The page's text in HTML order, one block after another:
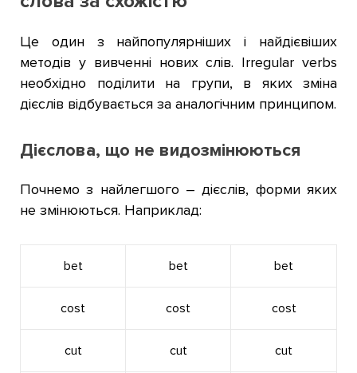
Це один з найпопулярніших і найдієвіших
методів у вивченні нових слів. Irregular verbs
необхідно поділити на групи, в яких зміна
дієслів відбувається за аналогічним принципом.
Дієслова, що не видозмінюються
Почнемо з найлегшого – дієслів, форми яких
не змінюються. Наприклад:
bet bet bet
cost cost cost
cut cut cut